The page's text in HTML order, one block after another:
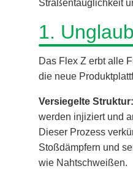
Straßentauglichkeit
1.
Das Flex Z erbt alle
die neue
Versiegelte Struktur:
werden injiziert und
Dieser Prozess
Stoßdämpfern und
wie Nahtschweißen.